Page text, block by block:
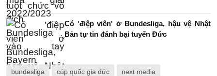
Có 'điệp viên' ở Bundesliga, hậu vệ Nhật
Bản tự tin đánh bại tuyển Đức
bundesliga cúp quốc gia đức next media